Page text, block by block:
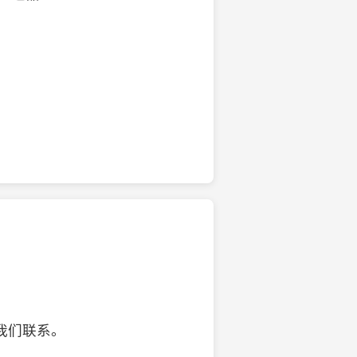
联系。